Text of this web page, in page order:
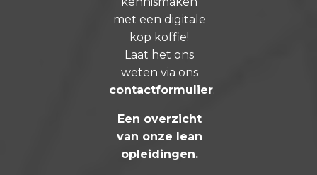
met een digitale
kop koffie!
Laat het ons
weten via ons
contactformulier.
Een overzicht
van onze lean
opleidingen.